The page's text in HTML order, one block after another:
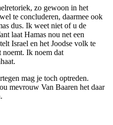
zo gewoon in het
te concluderen, daarmee ook
dus. Ik weet niet of u de
laat Hamas nou net een
Israel en het Joodse volk te
noemt. Ik noem dat
mag je toch optreden.
mevrouw Van Baaren het daar